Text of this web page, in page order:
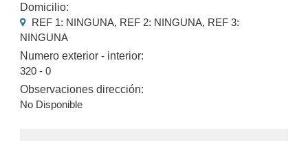
Domicilio:
REF 1: NINGUNA, REF 2: NINGUNA, REF 3:
NINGUNA
Numero exterior - interior:
320 - 0
Observaciones dirección:
No Disponible